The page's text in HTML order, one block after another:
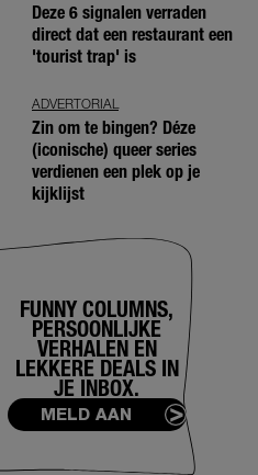
Deze 6 signalen verraden
direct dat een restaurant een
'tourist trap' is
ADVERTORIAL
Zin om te bingen? Déze
(iconische) queer series
verdienen een plek op je
kijklijst
FUNNY COLUMNS,
PERSOONLIJKE
VERHALEN EN
LEKKERE DEALS IN
JE INBOX.
MELD AAN